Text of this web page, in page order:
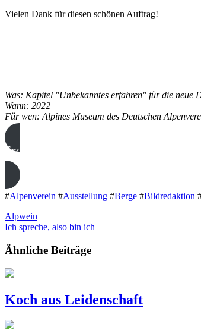
Vielen Dank für diesen schönen Auftrag!
Was: Kapitel "Unbekanntes erfahren" für die neue
Wann: 2022
Für wen: Alpines Museum des Deutschen
Erzählt uns eure
Projektidee!
#Alpenverein #Ausstellung #Berge #Bildredaktion
Alpwein
Ich spreche, also bin ich
Ähnliche Beiträge
Koch aus Leidenschaft